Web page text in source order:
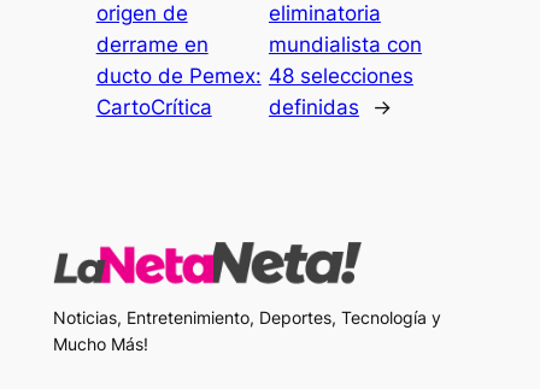
origen de
derrame en
ducto de Pemex:
CartoCrítica
eliminatoria
mundialista con
48 selecciones
definidas
→
Noticias, Entretenimiento, Deportes, Tecnología y
Mucho Más!